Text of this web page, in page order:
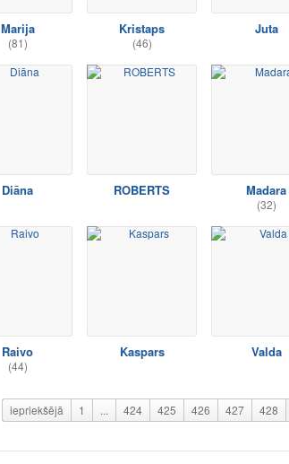
Marija
(81)
Kristaps
(46)
Juta
Diāna ROBERTS Madara
(32)
Raivo
(44)
Kaspars Valda
iepriekšējā 1 ... 424 425 426 427 428